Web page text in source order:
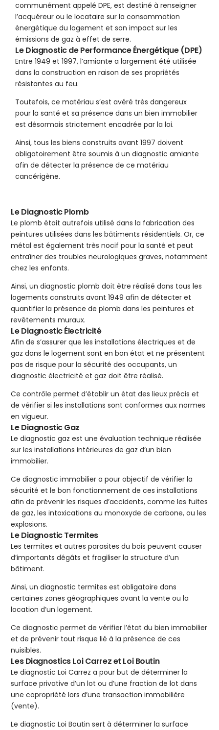
communément appelé DPE, est destiné à renseigner
l’acquéreur ou le locataire sur la consommation
énergétique du logement et son impact sur les
émissions de gaz à effet de serre.
Le Diagnostic de Performance Énergétique (DPE)
Entre 1949 et 1997, l’amiante a largement été utilisée
dans la construction en raison de ses propriétés
résistantes au feu.
Toutefois, ce matériau s’est avéré très dangereux
pour la santé et sa présence dans un bien immobilier
est désormais strictement encadrée par la loi.
Ainsi, tous les biens construits avant 1997 doivent
obligatoirement être soumis à un diagnostic amiante
afin de détecter la présence de ce matériau
cancérigène.
Le Diagnostic Plomb
Le plomb était autrefois utilisé dans la fabrication des
peintures utilisées dans les bâtiments résidentiels. Or, ce
métal est également très nocif pour la santé et peut
entraîner des troubles neurologiques graves, notamment
chez les enfants.
Ainsi, un diagnostic plomb doit être réalisé dans tous les
logements construits avant 1949 afin de détecter et
quantifier la présence de plomb dans les peintures et
revêtements muraux.
Le Diagnostic Électricité
Afin de s’assurer que les installations électriques et de
gaz dans le logement sont en bon état et ne présentent
pas de risque pour la sécurité des occupants, un
diagnostic électricité et gaz doit être réalisé.
Ce contrôle permet d’établir un état des lieux précis et
de vérifier si les installations sont conformes aux normes
en vigueur.
Le Diagnostic Gaz
Le diagnostic gaz est une évaluation technique réalisée
sur les installations intérieures de gaz d’un bien
immobilier.
Ce diagnostic immobilier a pour objectif de vérifier la
sécurité et le bon fonctionnement de ces installations
afin de prévenir les risques d’accidents, comme les fuites
de gaz, les intoxications au monoxyde de carbone, ou les
explosions.
Le Diagnostic Termites
Les termites et autres parasites du bois peuvent causer
d’importants dégâts et fragiliser la structure d’un
bâtiment.
Ainsi, un diagnostic termites est obligatoire dans
certaines zones géographiques avant la vente ou la
location d’un logement.
Ce diagnostic permet de vérifier l’état du bien immobilier
et de prévenir tout risque lié à la présence de ces
nuisibles.
Les Diagnostics Loi Carrez et Loi Boutin
Le diagnostic Loi Carrez a pour but de déterminer la
surface privative d’un lot ou d’une fraction de lot dans
une copropriété lors d’une transaction immobilière
(vente).
Le diagnostic Loi Boutin sert à déterminer la surface